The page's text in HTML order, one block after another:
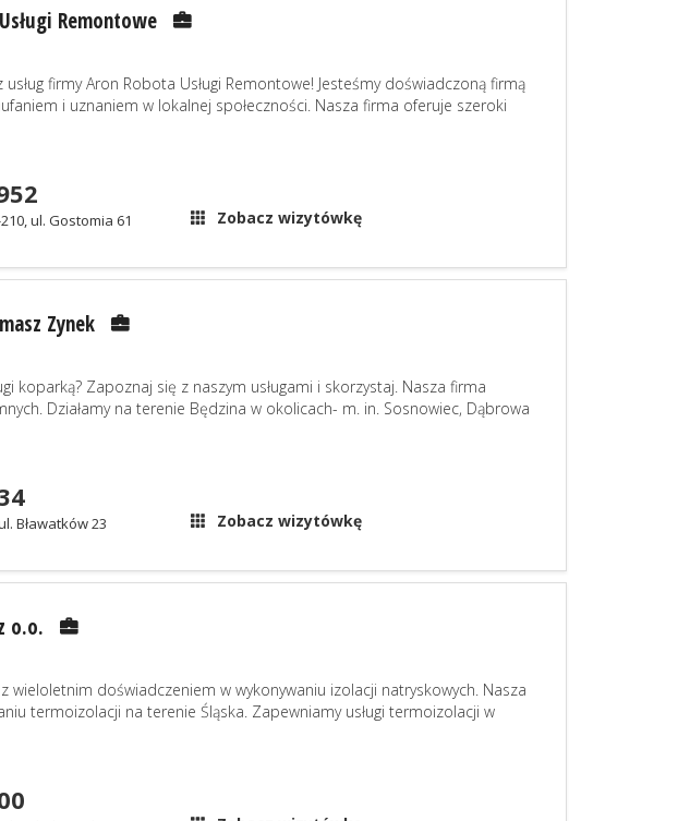
Remontowe
firmy Aron Robota Usługi Remontowe! Jesteśmy doświadczoną firmą
i uznaniem w lokalnej społeczności. Nasza firma oferuje szeroki
ul. Gostomia 61 Zobacz wizytówkę
Zynek
koparką? Zapoznaj się z naszym usługami i skorzystaj. Nasza firma
Działamy na terenie Będzina w okolicach- m. in. Sosnowiec, Dąbrowa
Bławatków 23 Zobacz wizytówkę
o.o.
doświadczeniem w wykonywaniu izolacji natryskowych. Nasza
termoizolacji na terenie Śląska. Zapewniamy usługi termoizolacji w